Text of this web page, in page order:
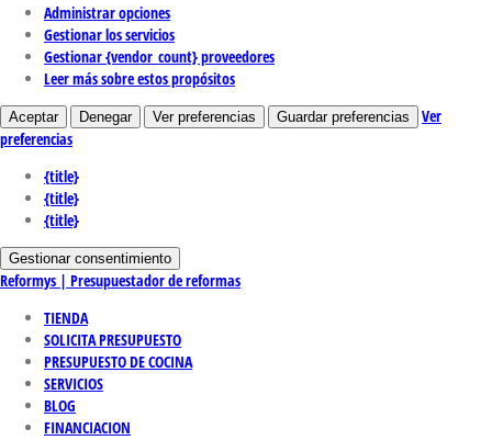
Administrar opciones
Gestionar los servicios
Gestionar {vendor_count} proveedores
Leer más sobre estos propósitos
Aceptar Denegar Ver preferencias Guardar preferencias
Ver
preferencias
{title}
{title}
{title}
Gestionar consentimiento
Reformys | Presupuestador de reformas
TIENDA
SOLICITA PRESUPUESTO
PRESUPUESTO DE COCINA
SERVICIOS
BLOG
FINANCIACION